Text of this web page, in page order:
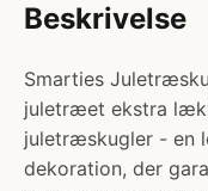
Beskrivelse
Smarties
juletræet ekstra
juletræskugler - en
dekoration, der